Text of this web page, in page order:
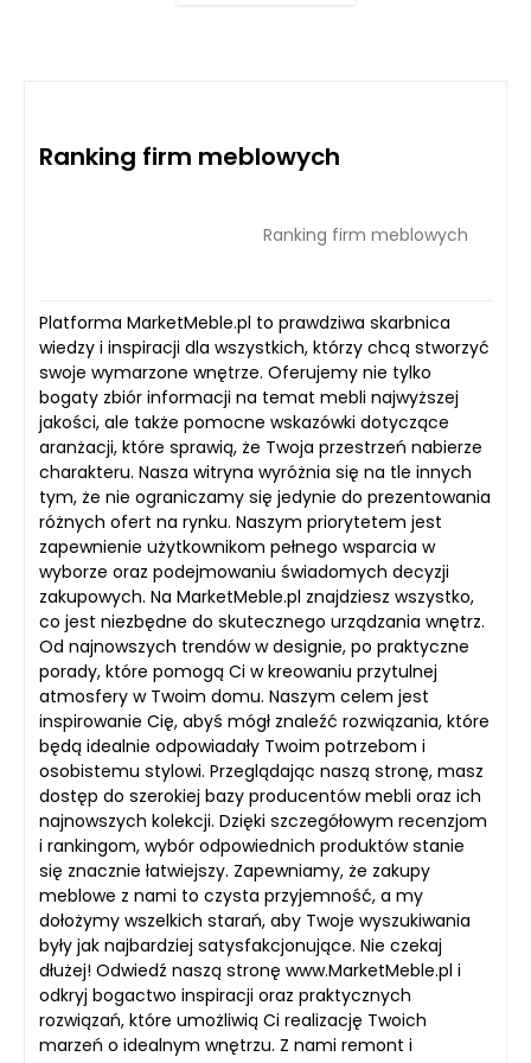
Ranking firm meblowych
Ranking firm meblowych
Platforma MarketMeble.pl to prawdziwa skarbnica
wiedzy i inspiracji dla wszystkich, którzy chcą stworzyć
swoje wymarzone wnętrze. Oferujemy nie tylko
bogaty zbiór informacji na temat mebli najwyższej
jakości, ale także pomocne wskazówki dotyczące
aranżacji, które sprawią, że Twoja przestrzeń nabierze
charakteru. Nasza witryna wyróżnia się na tle innych
tym, że nie ograniczamy się jedynie do prezentowania
różnych ofert na rynku. Naszym priorytetem jest
zapewnienie użytkownikom pełnego wsparcia w
wyborze oraz podejmowaniu świadomych decyzji
zakupowych. Na MarketMeble.pl znajdziesz wszystko,
co jest niezbędne do skutecznego urządzania wnętrz.
Od najnowszych trendów w designie, po praktyczne
porady, które pomogą Ci w kreowaniu przytulnej
atmosfery w Twoim domu. Naszym celem jest
inspirowanie Cię, abyś mógł znaleźć rozwiązania, które
będą idealnie odpowiadały Twoim potrzebom i
osobistemu stylowi. Przeglądając naszą stronę, masz
dostęp do szerokiej bazy producentów mebli oraz ich
najnowszych kolekcji. Dzięki szczegółowym recenzjom
i rankingom, wybór odpowiednich produktów stanie
się znacznie łatwiejszy. Zapewniamy, że zakupy
meblowe z nami to czysta przyjemność, a my
dołożymy wszelkich starań, aby Twoje wyszukiwania
były jak najbardziej satysfakcjonujące. Nie czekaj
dłużej! Odwiedź naszą stronę www.MarketMeble.pl i
odkryj bogactwo inspiracji oraz praktycznych
rozwiązań, które umożliwią Ci realizację Twoich
marzeń o idealnym wnętrzu. Z nami remont i